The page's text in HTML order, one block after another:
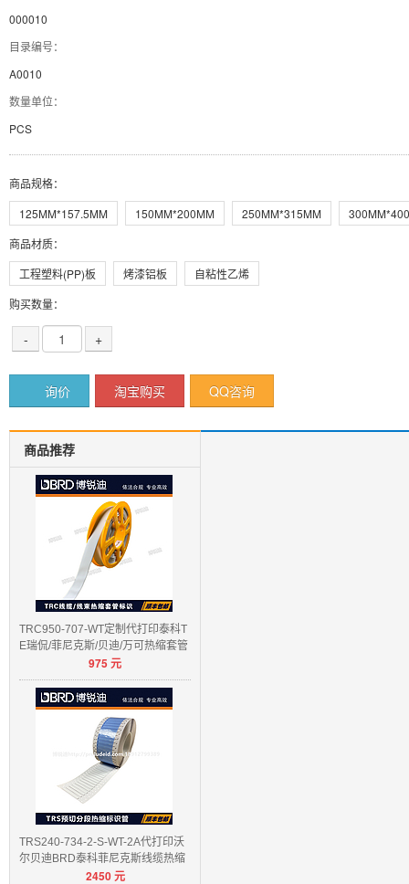
000010
目录编号：
A0010
数量单位：
PCS
商品规格：
125MM*157.5MM
150MM*200MM 250MM*315MM
商品材质：
工程塑料(PP)板
烤漆铝板
自粘性乙烯
购买数量：
- +
询价 淘宝购买 QQ咨询
商品推荐
TRC950-707-WT定制代打印泰科T
E瑞侃/菲尼克斯/贝迪/万可热缩套管
975 元
TRS240-734-2-S-WT-2A代打印沃
尔贝迪BRD泰科菲尼克斯线缆热缩
2450元